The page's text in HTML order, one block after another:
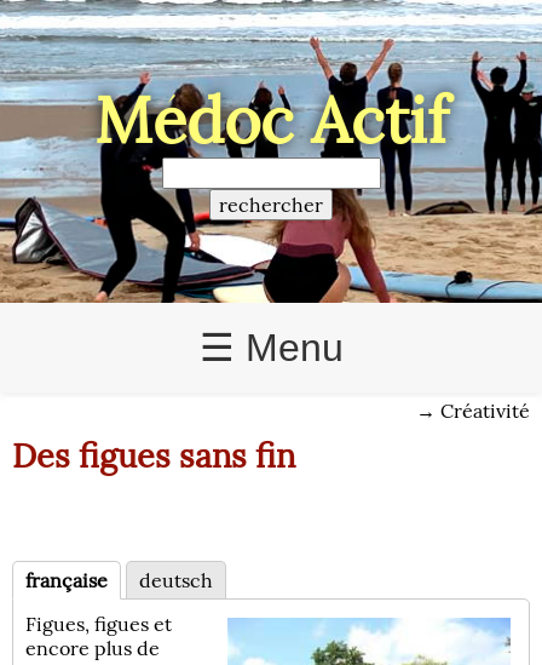
Médoc Actif
☰ Menu
→ Créativité
Des figues sans fin
française
deutsch
Figues, figues et
encore plus de